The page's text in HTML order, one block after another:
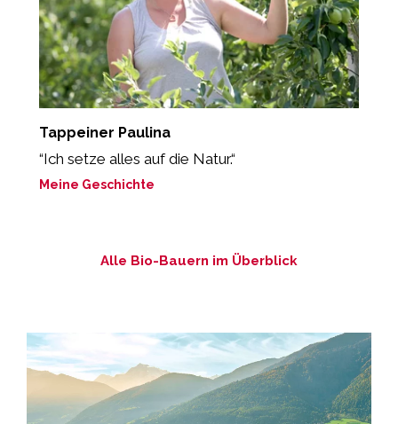
Tappeiner Paulina
“Ich setze alles auf die Natur.“
Meine Geschichte
Alle Bio-Bauern im Überblick